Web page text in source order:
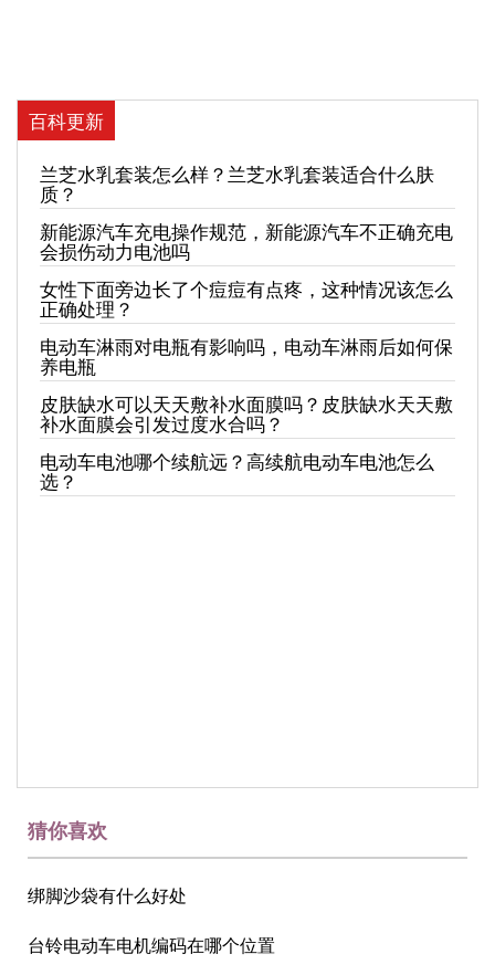
百科更新
兰芝水乳套装怎么样？兰芝水乳套装适合什么肤
质？
新能源汽车充电操作规范，新能源汽车不正确充电
会损伤动力电池吗
女性下面旁边长了个痘痘有点疼，这种情况该怎么
正确处理？
电动车淋雨对电瓶有影响吗，电动车淋雨后如何保
养电瓶
皮肤缺水可以天天敷补水面膜吗？皮肤缺水天天敷
补水面膜会引发过度水合吗？
电动车电池哪个续航远？高续航电动车电池怎么
选？
猜你喜欢
绑脚沙袋有什么好处
台铃电动车电机编码在哪个位置